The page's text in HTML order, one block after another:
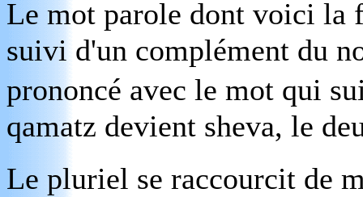
Le mot parole dont voici la
suivi d'un complément du
prononcé avec le mot qui
qamatz devient sheva, le
Le pluriel se raccourcit de